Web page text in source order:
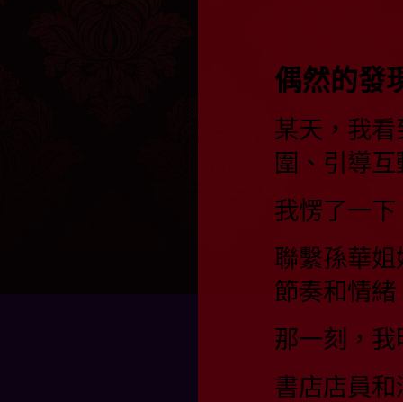
偶然的發
某天，我
圍、引導
我愣了一
聯繫孫華
節奏和情
那一刻，
書店店員